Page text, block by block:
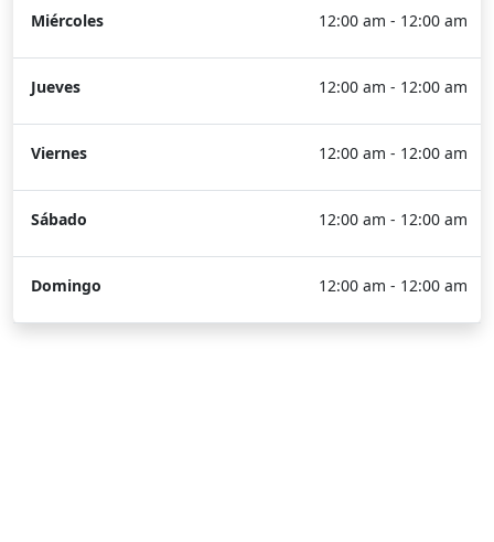
Miércoles 12:00 am - 12:00 am
Jueves 12:00 am - 12:00 am
Viernes 12:00 am - 12:00 am
Sábado 12:00 am - 12:00 am
Domingo 12:00 am - 12:00 am